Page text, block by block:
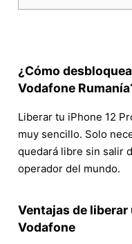
¿Cómo
Vodafone
Liberar tu iPhone 12
muy sencillo. Solo
quedará libre sin salir
operador del mundo.
Ventajas de liberar
Vodafone